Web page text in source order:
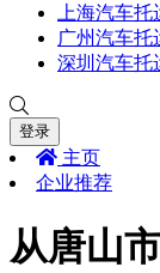
上海汽车托
广州汽车托
深圳汽车托
登录
主页
企业推荐
从唐山